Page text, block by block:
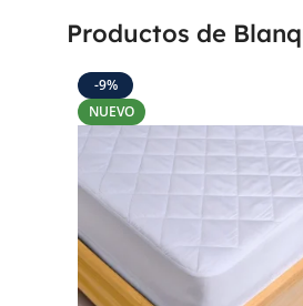
Productos de
-9%
NUEVO